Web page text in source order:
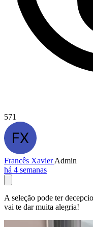
571
Francês XavierAdmin
há 4 semanas
A seleção pode ter
vai te dar muita alegria!